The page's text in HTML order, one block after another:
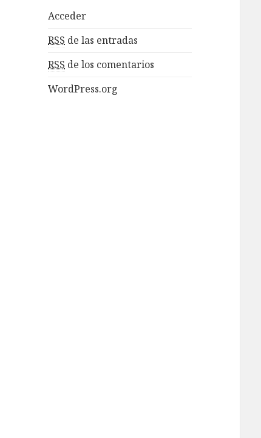
Acceder
RSS de las entradas
RSS de los comentarios
WordPress.org